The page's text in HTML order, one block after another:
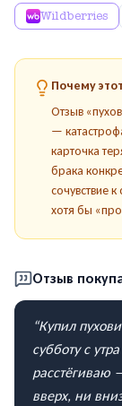
Wildberries
Почему
Отзыв
—
карточка
брака
сочувствие
хотя бы
Отзыв
“Купил
субботу с
расстёгиваю
вверх, ни